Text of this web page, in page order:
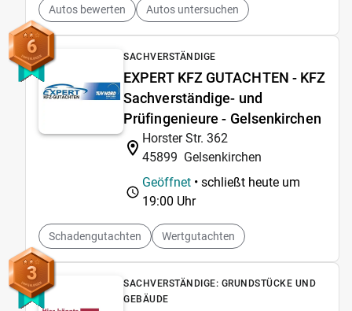
Autos bewerten Autos untersuchen
6 SACHVERSTÄNDIGE
EXPERT KFZ GUTACHTEN - KFZ
Sachverständige- und
Prüfingenieure - Gelsenkirchen
Horster Str. 362
45899 Gelsenkirchen
Geöffnet • schließt heute um
19:00 Uhr
Schadengutachten Wertgutachten
3
SACHVERSTÄNDIGE: GRUNDSTÜCKE UND
GEBÄUDE